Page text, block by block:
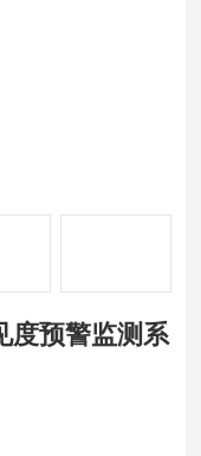
度预警监测系